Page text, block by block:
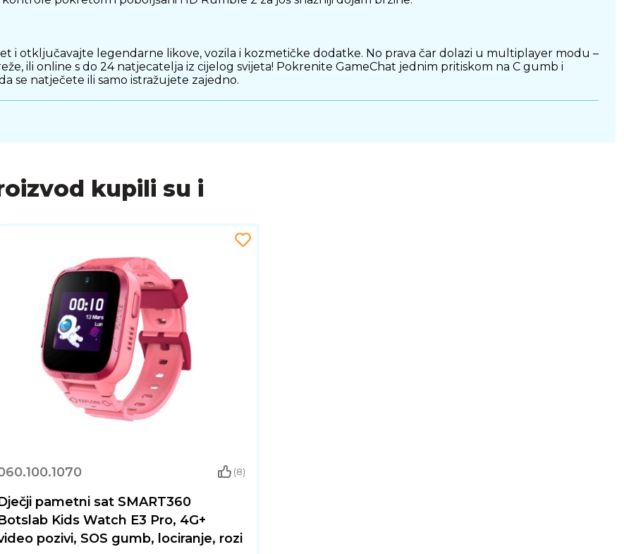
i otključavajte legendarne likove, vozila i kozmetičke dodatke. No prava čar dolazi u multiplayer modu –
ili online s do 24 natjecatelja iz cijelog svijeta! Pokrenite GameChat jednim pritiskom na C gumb i
se natječete ili samo istražujete zajedno.
klasičnu Mario Kart zabavu s inovacijama nove generacije. Otvoreni svijet, napredno upravljanje,
kupili su i
(8)
pametni sat SMART360
Kids Watch E3 Pro, 4G+
pozivi, SOS gumb, lociranje, rozi